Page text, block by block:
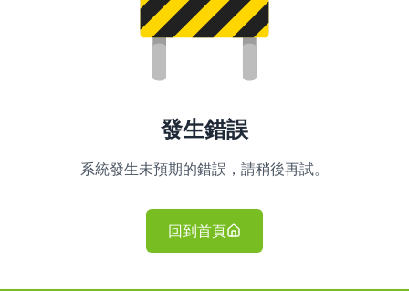
發生錯誤
系統發生未預期的錯誤，請稍後再試。
回到首頁